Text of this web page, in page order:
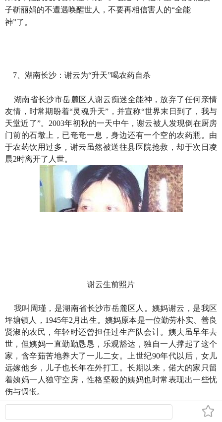
子靳丽娟的不遭遇唤醒世人，不要再相信害人的“全能
神”了。
7、湖南长沙：谢云为“升天”喝农药自杀
湖南省长沙市岳麓区人谢云痴迷全能神，放弃了任何亲情
友情，时常期盼着“灵魂升天”，并宣称“世界末日到了，我与
天堂近了”。2003年初秋的一天中午，谢云被人发现倒在厨房
门前的石墩上，已奄奄一息，身边还有一个空的农药瓶。由
于农药饮用过多，谢云虽然被送往县医院抢救，却于次日凌
晨2时离开了人世。
谢云生前照片
我叫周瑾，是湖南省长沙市岳麓区人。姨妈谢云，是我区
坪塘镇人，1945年2月出生。姨妈原本是一位勤劳朴实、善良
贤淑的农民，年轻时还曾担任过生产队会计。姨夫虽早年去
世，但姨妈一直勤勤恳恳，乐观豁达，独自一人撑起了这个
家，含辛茹苦地养大了一儿二女。上世纪90年代以后，女儿
远嫁他乡，儿子也长年在外打工。长期以来，偌大的家只留
着姨妈一人独守空房，性格坚毅的姨妈也时常表现出一些忧
伤与惆怅。
1999年盛夏的一天，姨妈在村口与村民一道纳凉闲谈